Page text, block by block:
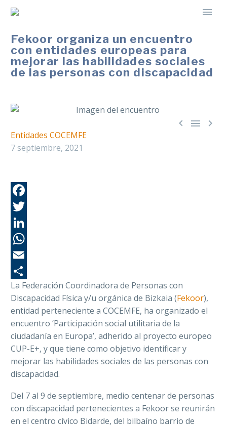
Fekoor organiza un encuentro
con entidades europeas para
mejorar las habilidades sociales
de las personas con discapacidad
  
Entidades COCEMFE
7 septiembre, 2021
La Federación Coordinadora de Personas con
Discapacidad Física y/u orgánica de Bizkaia (Fekoor),
entidad perteneciente a COCEMFE, ha organizado el
encuentro ‘Participación social utilitaria de la
ciudadanía en Europa’, adherido al proyecto europeo
CUP-E+, y que tiene como objetivo identificar y
mejorar las habilidades sociales de las personas con
discapacidad.
Del 7 al 9 de septiembre, medio centenar de personas
con discapacidad pertenecientes a Fekoor se reunirán
en el centro cívico Bidarde, del bilbaíno barrio de